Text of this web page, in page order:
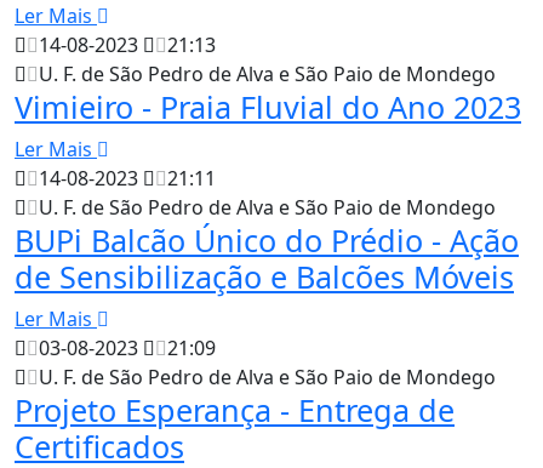
Ler Mais
14-08-2023
21:13
U. F. de São Pedro de Alva e São Paio de Mondego
Vimieiro - Praia Fluvial do Ano 2023
Ler Mais
14-08-2023
21:11
U. F. de São Pedro de Alva e São Paio de Mondego
BUPi Balcão Único do Prédio - Ação
de Sensibilização e Balcões Móveis
Ler Mais
03-08-2023
21:09
U. F. de São Pedro de Alva e São Paio de Mondego
Projeto Esperança - Entrega de
Certificados